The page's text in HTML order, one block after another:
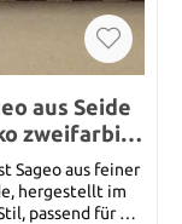
aus Seide
zweifarbig
für Katana
Sageo aus feiner
hergestellt im
passend für ein